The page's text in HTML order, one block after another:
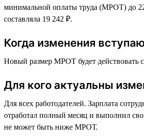
минимальной оплаты труда (МРОТ) до
составляла 19 242 ₽.
Когда изменения
Новый размер МРОТ будет действовать с
Для кого актуальны
Для всех работодателей. Зарплата
отработал полный месяц и выполнил
не может быть ниже МРОТ.